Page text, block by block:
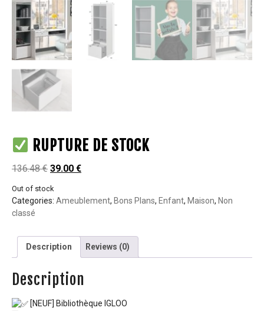
RUPTURE DE STOCK
136.48€ 39.00 €
Out of stock
Categories: Ameublement, Bons Plans, Enfant, Maison, Non
classé
Description Reviews (0)
Description
[NEUF] Bibliothèque IGLOO